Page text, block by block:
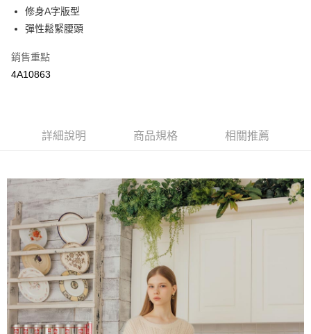
AFTEE先享後付
相關說明
AFTEE先享後付是「在收到商品之後才付款」的支付方式。 讓您購物簡單
１．簡單：不需註冊會員、不需綁卡、不需儲值。
【「AFTEE先享後付」結帳流程】
１．於結帳方式選擇「AFTEE先享後付」後，將跳轉至「AFTEE先享後付」
３．收到繳費通知簡訊後14天內，點擊此簡訊中的連結，可透過四大超商／
ATM／網路銀行／等多元方式進行付款，方視為交易完成。
※ 請注意：結帳手續完成當下不需立刻繳費，但若您需要取消訂單，請聯絡
購買商品的店家。未經商家同意取消之訂單仍視為有效，需透過AFTEE先享
後付繳納相關費用。
※ 交易是否成功請以「AFTEE先享後付 」之結帳頁面顯示為準，若有關於
是否繳費成功／繳費後需取消欲退款等相關疑問，請聯繫「AFTEE先享後付
客戶支援中心」https://netprotections.freshdesk.com/support/home
【注意事項】
１．透過由恩沛科技股份有限公司提供之「AFTEE先享後付」服務完成之交
易，需依本服務之必要範圍內提供個人資料，並將交易相關給付款項請求債
權轉讓予恩沛科技股份有限公司。
運送方式
每筆NT$65，滿NT$2,000(含以上)免運費
付款後7-11取貨
每筆NT$65，滿NT$2,000(含以上)免運費
宅配
每筆NT$100，滿NT$2,000(含以上)免運費
修身A字版型
彈性鬆緊腰頭
銷售重點
4A10863
詳細說明 商品規格 相關推薦